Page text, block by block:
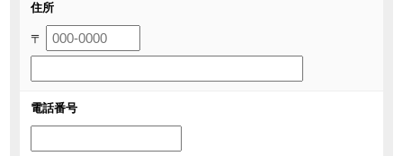
住所
〒
電話番号